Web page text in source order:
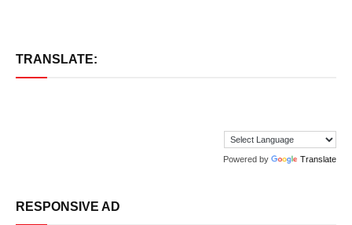
TRANSLATE:
Powered by Translate
RESPONSIVE AD